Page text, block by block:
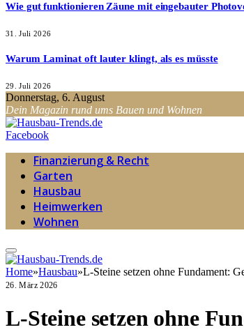
Wie gut funktionieren Zäune mit eingebauter
31. Juli 2026
Warum Laminat oft lauter klingt, als es müsste
29. Juli 2026
Donnerstag, 6. August
Dein Magazin rund ums Bauen und Wohnen
Facebook
Finanzierung & Recht
Garten
Hausbau
Heimwerken
Wohnen
Home»Hausbau»L-Steine setzen ohne Fundament:
26. März 2026
L-Steine setzen ohne